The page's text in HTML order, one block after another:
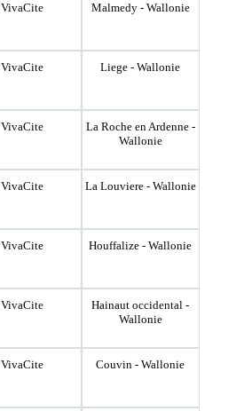
VivaCite Malmedy - Wallonie
VivaCite Liege - Wallonie
VivaCite
La Roche en Ardenne -
Wallonie
VivaCite La Louviere - Wallonie
VivaCite Houffalize - Wallonie
VivaCite
Hainaut occidental -
Wallonie
VivaCite Couvin - Wallonie